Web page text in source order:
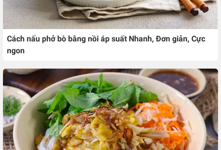
Cách nấu phở bò bằng nồi áp suất Nhanh, Đơn giản, Cực
ngon